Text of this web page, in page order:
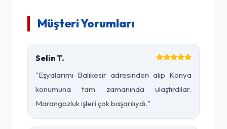
Müşteri Yorumları
Selin T.
"Eşyalarımı Balıkesir adresinden alıp Konya
konumuna tam zamanında ulaştırdılar.
Marangozluk işleri çok başarılıydı."